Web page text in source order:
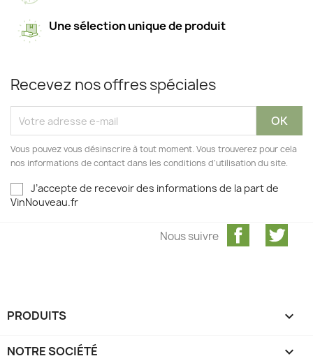
Une sélection unique de produit
Recevez nos offres spéciales
Vous pouvez vous désinscrire à tout moment. Vous trouverez pour cela
nos informations de contact dans les conditions d'utilisation du site.
J’accepte de recevoir des informations de la part de
VinNouveau.fr
Facebook
Nous suivre
PRODUITS 
NOTRE SOCIÉTÉ 